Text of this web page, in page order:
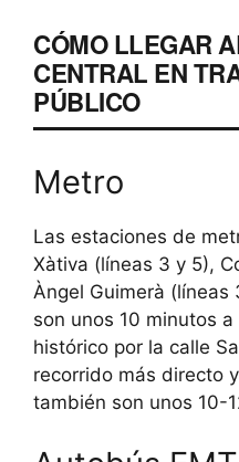
CÓMO LLEGAR
CENTRAL EN
PÚBLICO
Metro
Las estaciones de
Xàtiva (líneas 3 y 5),
Àngel Guimerà (líneas
son unos 10 minutos
histórico por la calle
recorrido más directo
también son unos 10-